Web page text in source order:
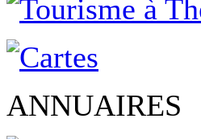
ANNUAIRES